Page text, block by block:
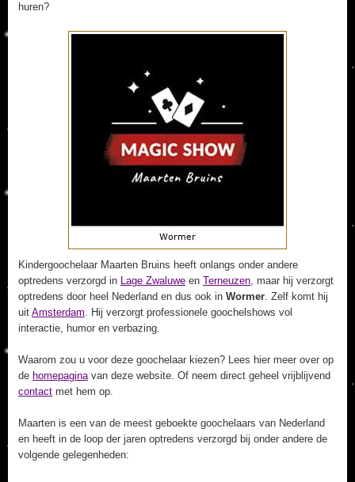
huren?
Kindergoochelaar Maarten Bruins heeft onlangs onder andere
optredens verzorgd in Lage Zwaluwe en Terneuzen, maar hij verzorgt
optredens door heel Nederland en dus ook in Wormer. Zelf komt hij
uit Amsterdam. Hij verzorgt professionele goochelshows vol
interactie, humor en verbazing.
Waarom zou u voor deze goochelaar kiezen? Lees hier meer over op
de homepaginavan deze website. Of neem direct geheel vrijblijvend
contact met hem op.
Maarten is een van de meest geboekte goochelaars van Nederland
en heeft in de loop der jaren optredens verzorgd bij onder andere de
volgende gelegenheden: